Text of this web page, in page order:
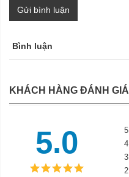
Gửi bình luận
Bình luận
KHÁCH HÀNG ĐÁNH GIÁ
5.0 5
4
3
2